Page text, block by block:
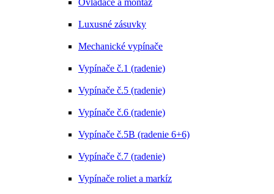
Ovládače a montáž
Luxusné zásuvky
Mechanické vypínače
Vypínače č.1 (radenie)
Vypínače č.5 (radenie)
Vypínače č.6 (radenie)
Vypínače č.5B (radenie 6+6)
Vypínače č.7 (radenie)
Vypínače roliet a markíz